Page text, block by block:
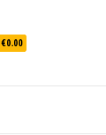
€0.00